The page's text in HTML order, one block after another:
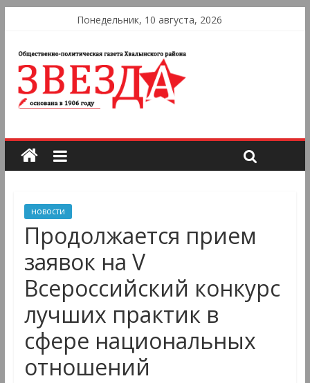
Понедельник, 10 августа, 2026
новости
Продолжается прием
заявок на V
Всероссийский конкурс
лучших практик в
сфере национальных
отношений